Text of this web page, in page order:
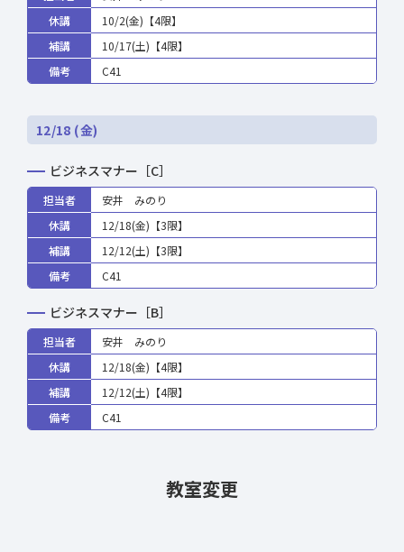
休講
10/2(金)【4限】
補講
10/17(土)【4限】
備考
C41
12/18 (金)
ビジネスマナー［C］
担当者
安井 みのり
休講
12/18(金)【3限】
補講
12/12(土)【3限】
備考
C41
ビジネスマナー［B］
担当者
安井 みのり
休講
12/18(金)【4限】
補講
12/12(土)【4限】
備考
C41
教室変更